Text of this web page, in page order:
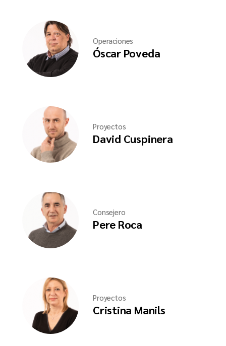
Operaciones
Óscar Poveda
Proyectos
David Cuspinera
Consejero
Pere Roca
Proyectos
Cristina Manils